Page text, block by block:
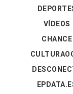
VÍDEOS
CHANCE